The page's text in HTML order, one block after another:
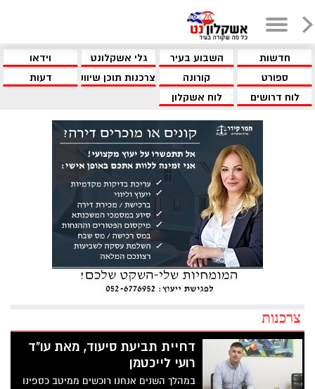
חדשות השבוע בעיר גלי אשקלונט
וידאו
ספורט
קורונה צרכנות תוכן שיווקי
דעות
לוח דרושים
לוח אשקלון
צרכנות
דחיית תביעת סיעוד, מאת עו"ד
רועי לייכטמן
במהלך השנים אנחנו רוכשים ממיטב כספינו